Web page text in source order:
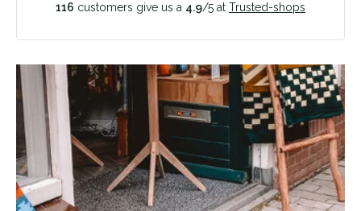
116 customers give us a 4.9/5 at Trusted-shops